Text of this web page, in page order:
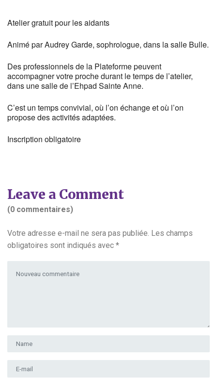
Atelier gratuit pour les aidants
Animé par Audrey Garde, sophrologue, dans la salle Bulle.
Des professionnels de la Plateforme peuvent
accompagner votre proche durant le temps de l’atelier,
dans une salle de l’Ehpad Sainte Anne.
C’est un temps convivial, où l’on échange et où l’on
propose des activités adaptées.
Inscription obligatoire
Leave a Comment
(0 commentaires)
Votre adresse e-mail ne sera pas publiée. Les champs
obligatoires sont indiqués avec *
Prénom et nom
Adresse e-mail